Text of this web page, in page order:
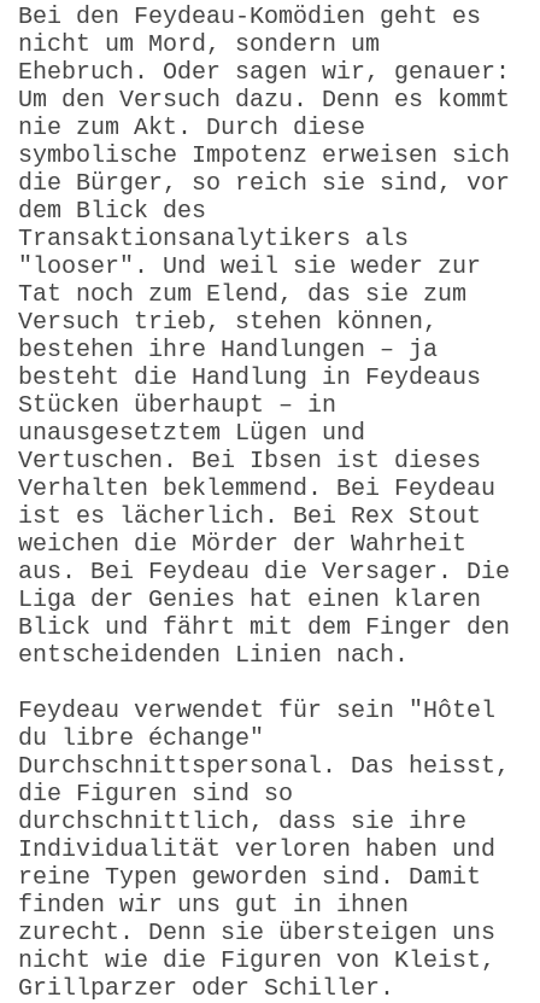
Bei den Feydeau-Komödien geht es
nicht um Mord, sondern um
Ehebruch. Oder sagen wir, genauer:
Um den Versuch dazu. Denn es kommt
nie zum Akt. Durch diese
symbolische Impotenz erweisen sich
die Bürger, so reich sie sind, vor
dem Blick des
Transaktionsanalytikers als
"looser". Und weil sie weder zur
Tat noch zum Elend, das sie zum
Versuch trieb, stehen können,
bestehen ihre Handlungen – ja
besteht die Handlung in Feydeaus
Stücken überhaupt – in
unausgesetztem Lügen und
Vertuschen. Bei Ibsen ist dieses
Verhalten beklemmend. Bei Feydeau
ist es lächerlich. Bei Rex Stout
weichen die Mörder der Wahrheit
aus. Bei Feydeau die Versager. Die
Liga der Genies hat einen klaren
Blick und fährt mit dem Finger den
entscheidenden Linien nach.
Feydeau verwendet für sein "Hôtel
du libre échange"
Durchschnittspersonal. Das heisst,
die Figuren sind so
durchschnittlich, dass sie ihre
Individualität verloren haben und
reine Typen geworden sind. Damit
finden wir uns gut in ihnen
zurecht. Denn sie übersteigen uns
nicht wie die Figuren von Kleist,
Grillparzer oder Schiller.